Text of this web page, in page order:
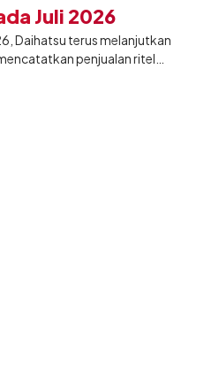
Juli 2026
Daihatsu terus melanjutkan
penjualan ritel
2026. Capaian tersebut tumbuh
sama tahun lalu sebanyak
bulan Juni 2026 lalu.